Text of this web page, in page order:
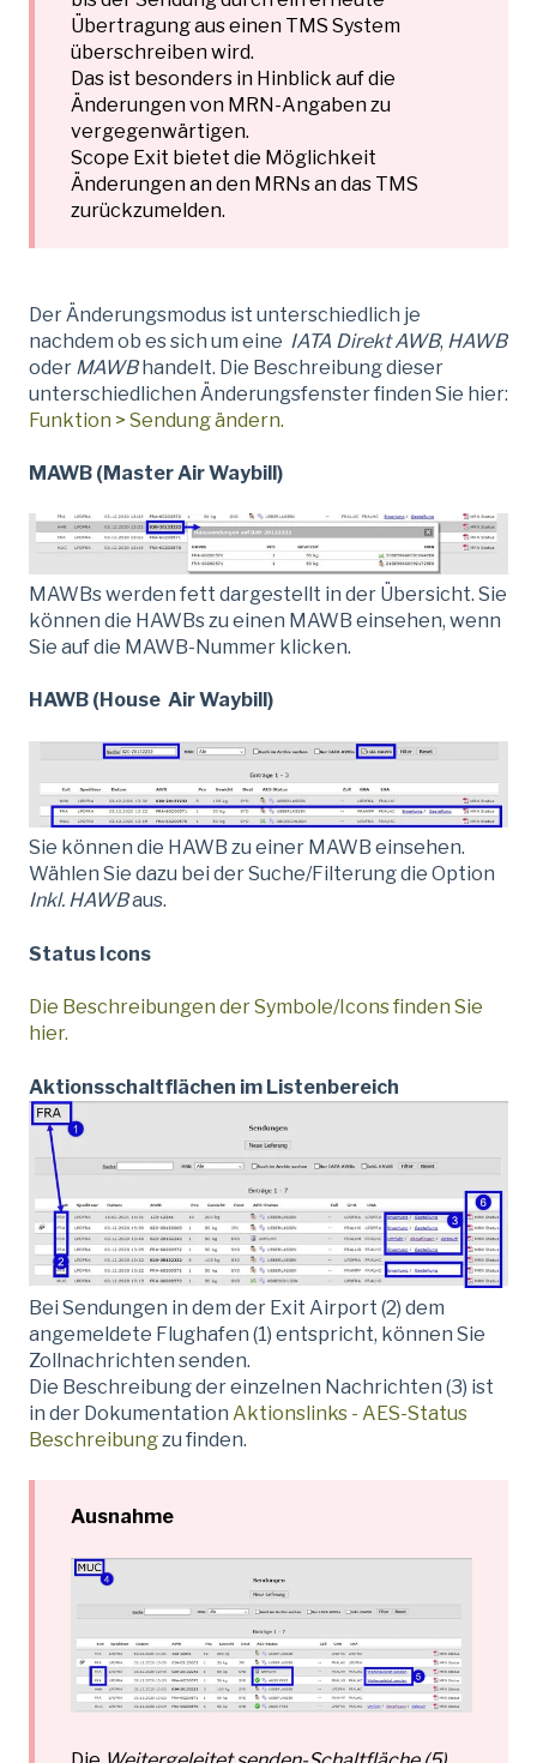
Übertragung aus einen TMS System
überschreiben wird.
Das ist besonders in Hinblick auf die
Änderungen von MRN-Angaben zu
vergegenwärtigen.
Scope Exit bietet die Möglichkeit
Änderungen an den MRNs an das TMS
zurückzumelden.
Der Änderungsmodus ist unterschiedlich je
nachdem ob es sich um eine IATA Direkt AWB, HAWB
oder MAWBhandelt. Die Beschreibung dieser
unterschiedlichen Änderungsfenster finden Sie hier:
Funktion > Sendung ändern.
MAWB (Master Air Waybill)
MAWBs werden fett dargestellt in der Übersicht. Sie
können die HAWBs zu einen MAWB einsehen, wenn
Sie auf die MAWB-Nummer klicken.
HAWB (House Air Waybill)
Sie können die HAWB zu einer MAWB einsehen.
Wählen Sie dazu bei der Suche/Filterung die Option
Inkl. HAWBaus.
Status Icons
Die Beschreibungen der Symbole/Icons finden Sie
hier.
Aktionsschaltflächen im Listenbereich
Bei Sendungen in dem der Exit Airport (2) dem
angemeldete Flughafen (1) entspricht, können Sie
Zollnachrichten senden.
Die Beschreibung der einzelnen Nachrichten (3) ist
in der Dokumentation Aktionslinks - AES-Status
Beschreibungzu finden.
Ausnahme